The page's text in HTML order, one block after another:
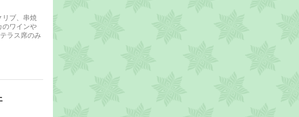
リブ、串焼
のワインや
ラス席のみ